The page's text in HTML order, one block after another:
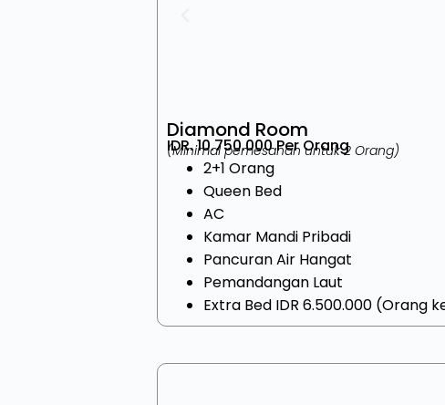
Diamond Room
IDR. 10.750.000 Per Orang
(Minimal pemesanan untuk 2 Orang)
2+1 Orang
Queen Bed
AC
Kamar Mandi Pribadi
Pancuran Air Hangat
Pemandangan Laut
Extra Bed IDR 6.500.000 (Orang